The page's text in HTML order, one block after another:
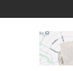
στο
περιεχόμενο